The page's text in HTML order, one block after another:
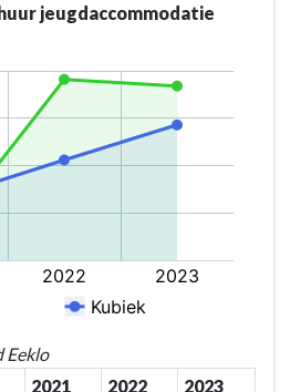
jeugdaccommodatie
Eeklo
2021 2022
2023